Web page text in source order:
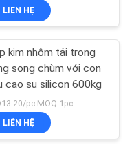
83
LIÊN HỆ
kim nhôm tải trọng
song chùm với con
cao su silicon 600kg
20/pc MOQ:1pc
LIÊN HỆ